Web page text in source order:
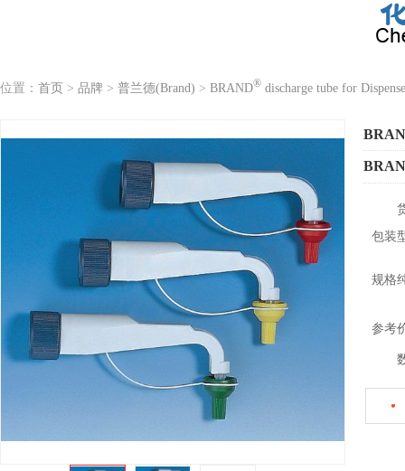
位置： 首页 > 品牌 > 普兰德(Brand) > BRAND® discharge tube for
包装
规格
参考